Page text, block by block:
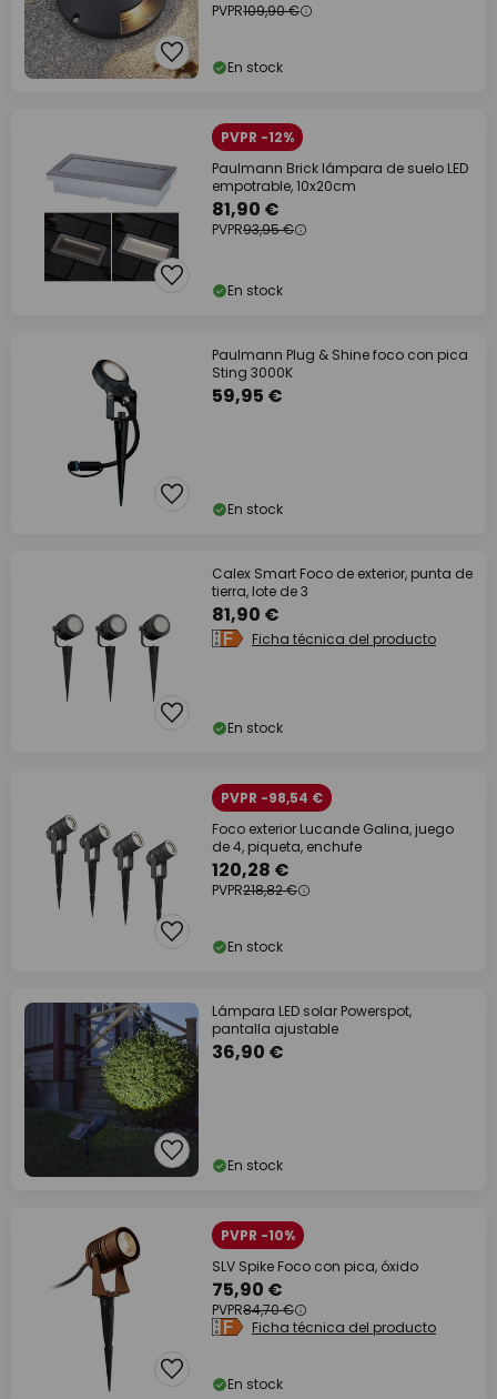
PVPR109,90 €
En stock
PVPR -12%
Paulmann Brick lámpara de suelo LED
empotrable, 10x20cm
81,90 €
PVPR93,95 €
En stock
Paulmann Plug & Shine foco con pica
Sting 3000K
59,95 €
En stock
Calex Smart Foco de exterior, punta de
tierra, lote de 3
81,90 €
Ficha técnica del producto
En stock
PVPR -98,54 €
Foco exterior Lucande Galina, juego
de 4, piqueta, enchufe
120,28 €
PVPR218,82 €
En stock
Lámpara LED solar Powerspot,
pantalla ajustable
36,90 €
En stock
PVPR -10%
SLV Spike Foco con pica, óxido
75,90 €
PVPR84,70 €
Ficha técnica del producto
En stock